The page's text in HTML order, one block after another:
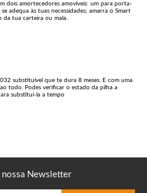
dois amortecedores amovíveis: um para porta-
adequa às tuas necessidades; amarra o Smart
da tua carteira ou mala.
substituível que te dura 8 meses. E com uma
todo. Podes verificar o estado da pilha a
substituí-la a tempo
nossa Newsletter